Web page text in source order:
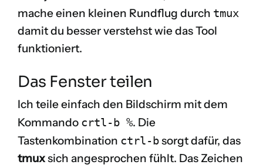
mache einen kleinen Rundflug durch tmux
damit du besser verstehst wie das Tool
funktioniert.
Das Fenster teilen
Ich teile einfach den Bildschirm mit dem
Kommando crtl-b %. Die
Tastenkombination ctrl-bsorgt dafür, das
tmuxsich angesprochen fühlt. Das Zeichen